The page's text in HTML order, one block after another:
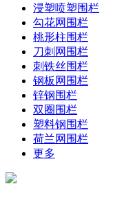
浸塑喷塑围栏
勾花网围栏
桃形柱围栏
刀刺网围栏
刺铁丝围栏
钢板网围栏
锌钢围栏
双圈围栏
塑料钢围栏
荷兰网围栏
更多